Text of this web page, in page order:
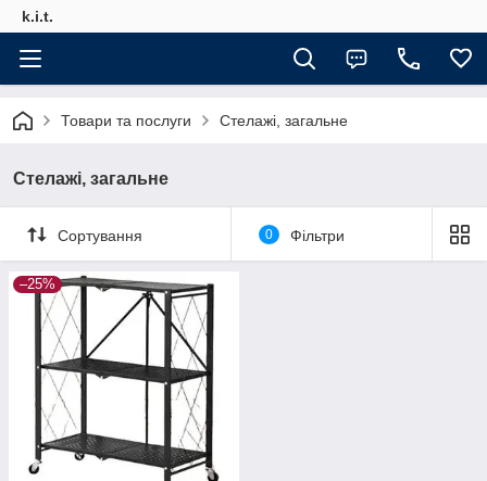
k.i.t.
Товари та послуги Стелажі, загальне
Стелажі, загальне
Сортування 0 Фільтри
–25%